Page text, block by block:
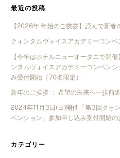
最近の投稿
【2026年 年始のご挨拶】謹んで新春
クォンタムヴォイスアカデミーコン
【今年はホテルニューオータニで開
ンタムヴォイスアカデミーコンベン
み受付開始（70名限定）
新年のご挨拶 ： 希望の未来へ一歩前
2024年11月3日(日)開催「第3回クォ
ベンション」参加申し込み受付開始の
カテゴリー